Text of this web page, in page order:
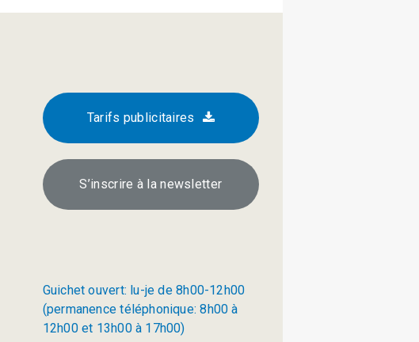
Tarifs publicitaires
S’inscrire à la newsletter
Guichet ouvert: lu-je de 8h00-12h00
(permanence téléphonique: 8h00 à
12h00 et 13h00 à 17h00)